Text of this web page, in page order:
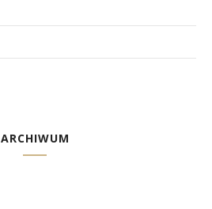
ARCHIWUM